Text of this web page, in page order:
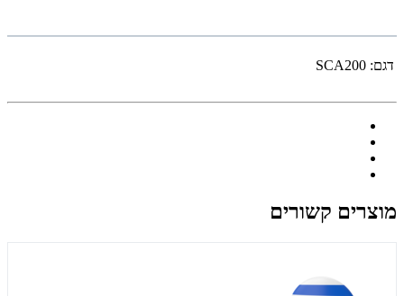
דגם: SCA200
מוצרים קשורים